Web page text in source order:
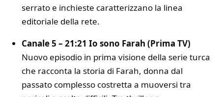
serrato e inchieste caratterizzano la linea
editoriale della rete.
Canale 5 – 21:21 Io sono Farah (Prima TV)
Nuovo episodio in prima visione della serie turca
che racconta la storia di Farah, donna dal
passato complesso costretta a muoversi tra